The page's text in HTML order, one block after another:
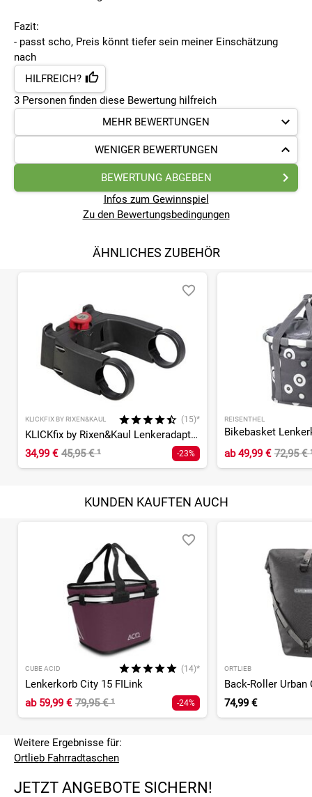
Fazit:
- passt scho, Preis könnt tiefer sein meiner Einschätzung
nach
HILFREICH?
3 Personen finden diese Bewertung hilfreich
MEHR BEWERTUNGEN
WENIGER BEWERTUNGEN
BEWERTUNG ABGEBEN
Infos zum Gewinnspiel
Zu den Bewertungsbedingungen
ÄHNLICHES ZUBEHÖR
KLICKFIX BY RIXEN&KAUL (15)*
KLICKfix by Rixen&Kaul Lenkeradapter E-Bike abschließbar
34,99 € 45,95 €¹ -23%
REISENTHEL
Bikebasket
ab49,99 € 72,95 €
KUNDEN KAUFTEN AUCH
CUBE ACID (14)*
Lenkerkorb City 15 FILink
ab59,99 € 79,95 €¹ -24%
ORTLIEB
74,99 €
Weitere Ergebnisse für:
Ortlieb Fahrradtaschen
JETZT ANGEBOTE SICHERN!